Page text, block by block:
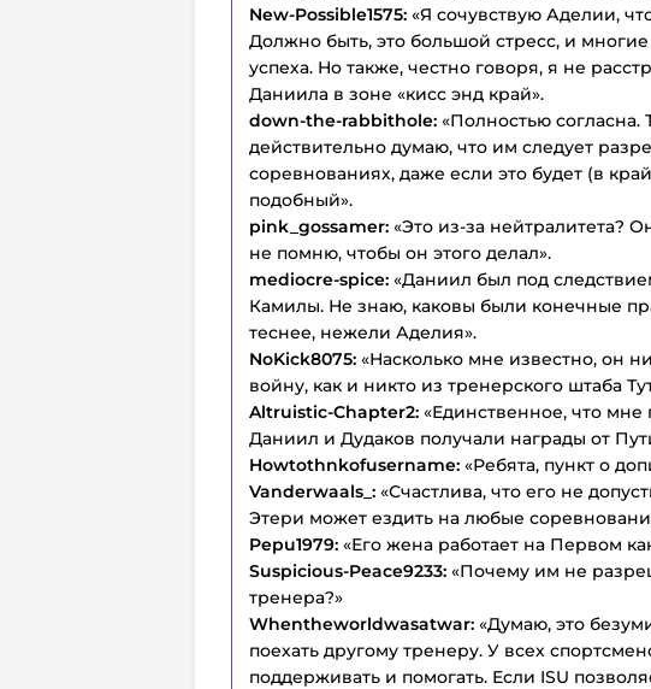
New-Possible1575: «Я сочувствую Аделии,
Должно быть, это большой стресс, и
успеха. Но также, честно говоря, я не
Даниила в зоне «кисс энд край».
down-the-rabbithole: «Полностью согласна.
действительно думаю, что им следует
соревнованиях, даже если это будет (в
подобный».
pink_gossamer: «Это из-за нейтралитета?
не помню, чтобы он этого делал».
mediocre-spice: «Даниил был под
Камилы. Не знаю, каковы были конечные
теснее, нежели Аделия».
NoKick8075: «Насколько мне известно, он
войну, как и никто из тренерского штаба
Altruistic-Chapter2: «Единственное, что мне
Даниил и Дудаков получали награды от
Howtothnkofusername: «Ребята, пункт о
Vanderwaals_: «Счастлива, что его не
Этери может ездить на любые
Pepu1979: «Его жена работает на Первом
Suspicious-Peace9233: «Почему им не
тренера?»
Whentheworldwasatwar: «Думаю, это
поехать другому тренеру. У всех
поддерживать и помогать. Если ISU